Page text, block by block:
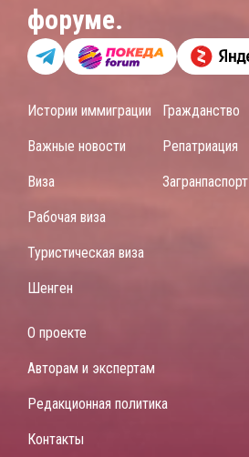
форуме.
Истории иммиграции
Важные новости
Виза
Рабочая виза
Туристическая виза
Шенген
Гражданство
Репатриация
Загранпаспорт
О проекте
Авторам и экспертам
Редакционная политика
Контакты